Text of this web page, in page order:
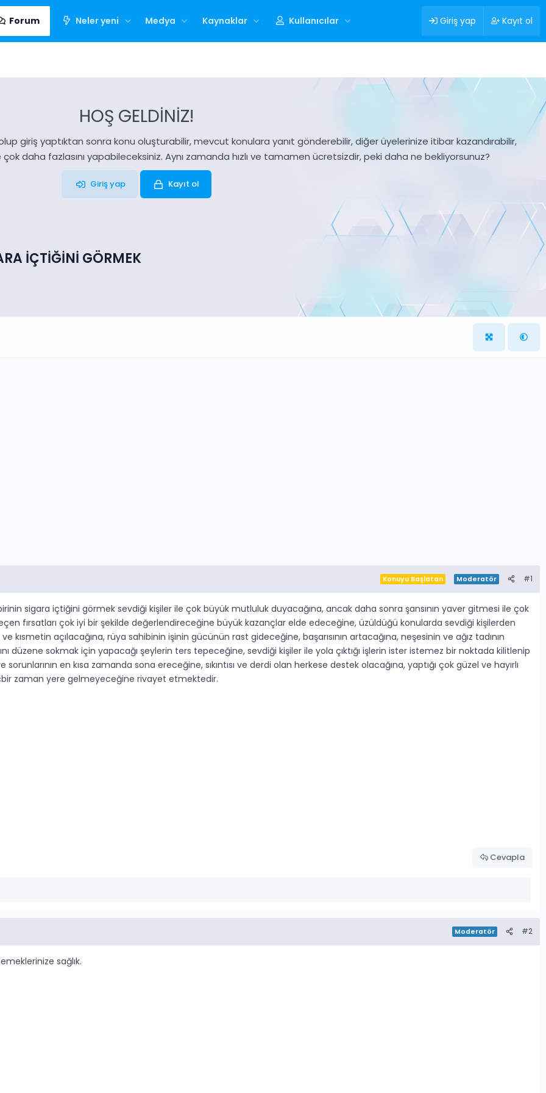
Forum Neler yeni Medya Kaynaklar Kullanıcılar Giriş yap Kayıt ol
HOŞ GELDİNİZ!
giriş yaptıktan sonra konu oluşturabilir, mevcut konulara yanıt gönderebilir, diğer üyelerinize itibar kazandırabilir,
daha fazlasını yapabileceksiniz. Aynı zamanda hızlı ve tamamen ücretsizdir, peki daha ne bekliyorsunuz?
Giriş yap Kayıt ol
İÇTİĞİNİ GÖRMEK
Konuyu Başlatan Moderatör #1
sigara içtiğini görmek sevdiği kişiler ile çok büyük mutluluk duyacağına, ancak daha sonra şansının yaver gitmesi ile çok
fırsatları çok iyi bir şekilde değerlendireceğine büyük kazançlar elde edeceğine, üzüldüğü konularda sevdiği kişilerden
kısmetin açılacağına, rüya sahibinin işinin gücünün rast gideceğine, başarısının artacağına, neşesinin ve ağız tadının
düzene sokmak için yapacağı şeylerin ters tepeceğine, sevdiği kişiler ile yola çıktığı işlerin ister istemez bir noktada kilitlenip
ve sorunlarının en kısa zamanda sona ereceğine, sıkıntısı ve derdi olan herkese destek olacağına, yaptığı çok güzel ve hayırlı
zaman yere gelmeyeceğine rivayet etmektedir.
Cevapla
Moderatör #2
sağlık.